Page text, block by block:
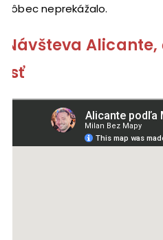
vôbec neprekážalo.
Návšteva
ísť